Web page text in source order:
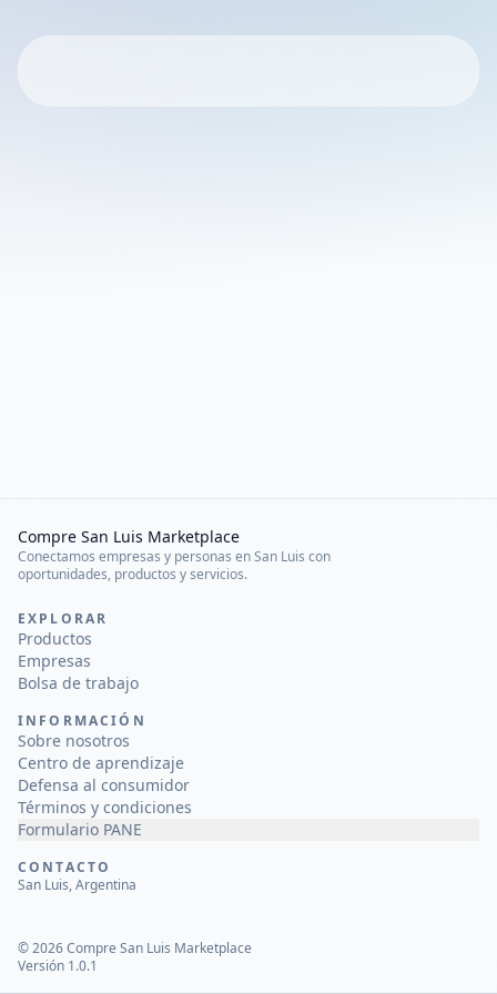
Compre San Luis Marketplace
Conectamos empresas y personas en San Luis con
oportunidades, productos y servicios.
EXPLORAR
Productos
Empresas
Bolsa de trabajo
INFORMACIÓN
Sobre nosotros
Centro de aprendizaje
Defensa al consumidor
Términos y condiciones
Formulario PANE
CONTACTO
San Luis, Argentina
©2026Compre San Luis Marketplace
Versión 1.0.1